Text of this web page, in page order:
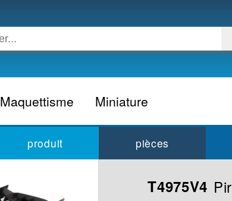
Maquettisme
Camion
Miniature
Voiture competition
24h du Mans
produit pièces
T4975V4